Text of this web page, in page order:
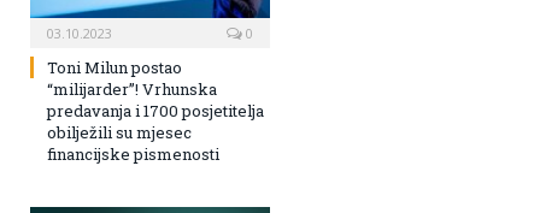
03.10.2023 0
Toni Milun postao
“milijarder”! Vrhunska
predavanja i 1700 posjetitelja
obilježili su mjesec
financijske pismenosti